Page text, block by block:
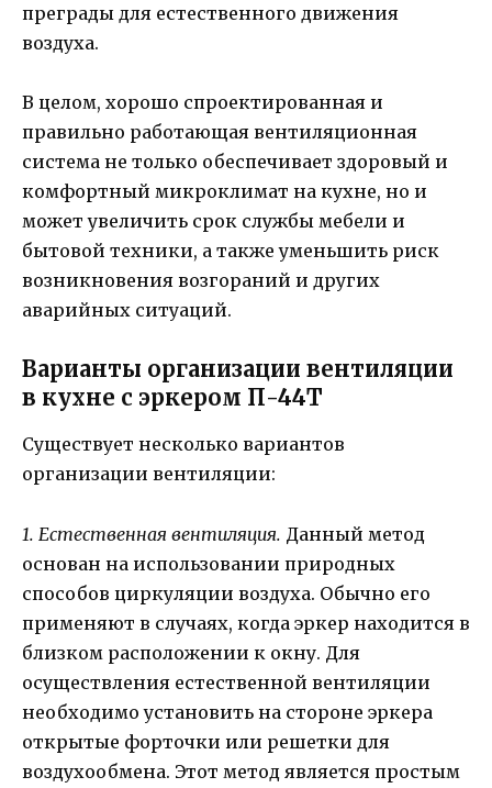
преграды для естественного движения
воздуха.
В целом, хорошо спроектированная и
правильно работающая вентиляционная
система не только обеспечивает здоровый и
комфортный микроклимат на кухне, но и
может увеличить срок службы мебели и
бытовой техники, а также уменьшить риск
возникновения возгораний и других
аварийных ситуаций.
Варианты организации вентиляции
в кухне с эркером П-44Т
Существует несколько вариантов
организации вентиляции:
1. Естественная вентиляция. Данный метод
основан на использовании природных
способов циркуляции воздуха. Обычно его
применяют в случаях, когда эркер находится в
близком расположении к окну. Для
осуществления естественной вентиляции
необходимо установить на стороне эркера
открытые форточки или решетки для
воздухообмена. Этот метод является простым